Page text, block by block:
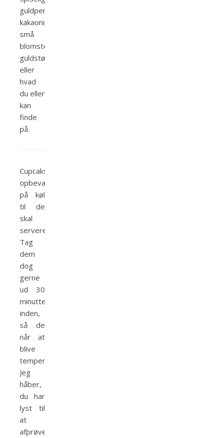
guldperler,
kakaonips,
små
blomsterblade,
guldstøv
eller
hvad
du eller
kan
finde
på.
Cupcaksene
opbevares
på køl
til de
skal
serveres.
Tag
dem
dog
gerne
ud 30
minutter
inden,
så de
når at
blive
tempererede.
Jeg
håber,
du har
lyst til
at
afprøve